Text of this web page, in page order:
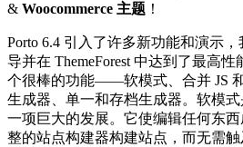
& Woocommerce 主题 ！
Porto 6.4 引入了许多新功能和演示
导并在 ThemeForest 中达到了最高性
个很棒的功能——软模式、合并 JS
生成器、单一和存档生成器。软模
一项巨大的发展。它使编辑任何东
整的站点构建器构建站点，而无需